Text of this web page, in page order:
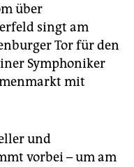
über
singt am
Tor für den
Symphoniker
mit
und
vorbei – um am